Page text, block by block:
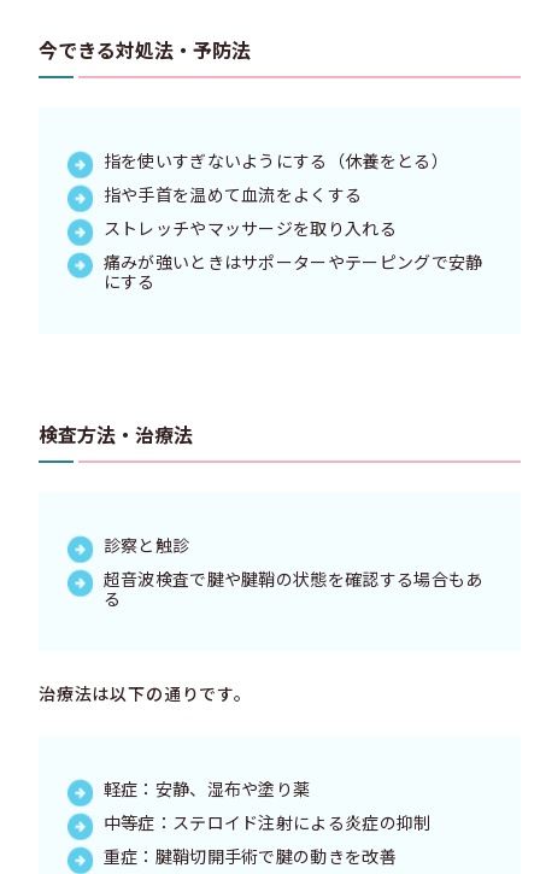
今できる対処法・予防法
指を使いすぎないようにする（休養をとる）
指や手首を温めて血流をよくする
ストレッチやマッサージを取り入れる
痛みが強いときはサポーターやテーピングで安静
にする
検査方法・治療法
診察と触診
超音波検査で腱や腱鞘の状態を確認する場合もあ
る
治療法は以下の通りです。
軽症：安静、湿布や塗り薬
中等症：ステロイド注射による炎症の抑制
重症：腱鞘切開手術で腱の動きを改善